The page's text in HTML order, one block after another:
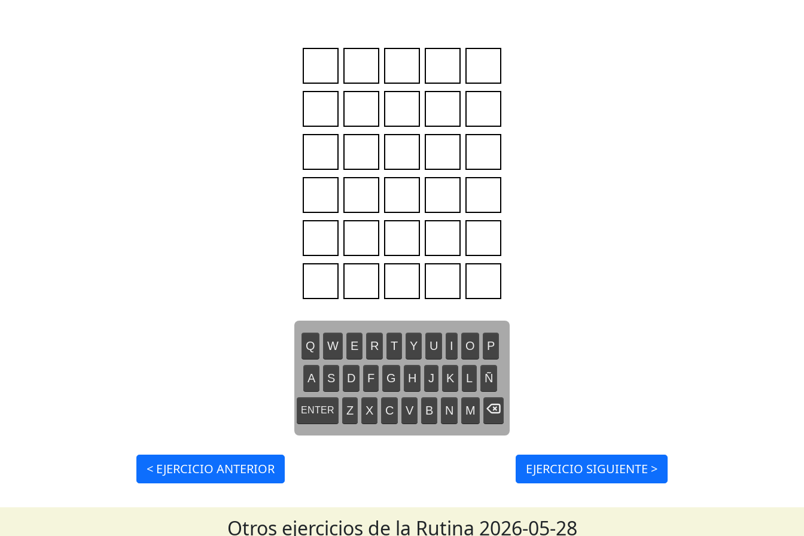
Q W E R T Y U I O P
A S D F G H J K L Ñ
ENTER Z X C V B N M
< EJERCICIO ANTERIOR EJERCICIO SIGUIENTE >
Otros ejercicios de la Rutina 2026-05-28